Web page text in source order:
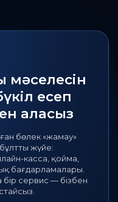
мәселесін
есеп
аласыз
бөлек «жамау»
жүйе:
касса, қойма,
бағдарламалары.
сервис — бізбен